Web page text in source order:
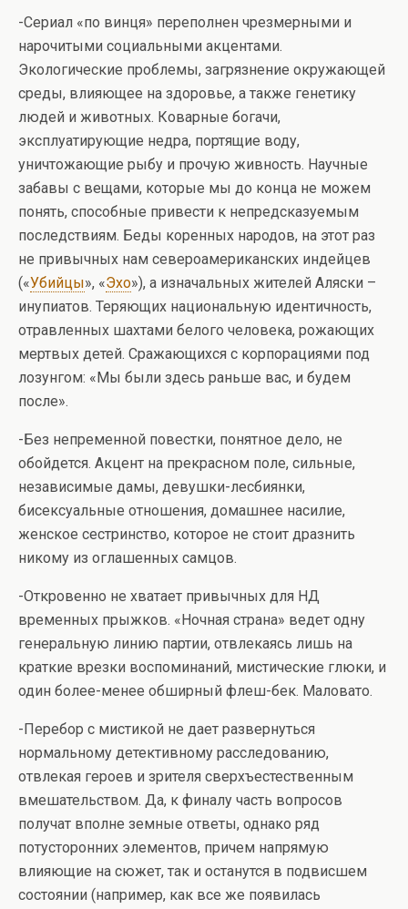
-Сериал «по винця» переполнен чрезмерными и
нарочитыми социальными акцентами.
Экологические проблемы, загрязнение окружающей
среды, влияющее на здоровье, а также генетику
людей и животных. Коварные богачи,
эксплуатирующие недра, портящие воду,
уничтожающие рыбу и прочую живность. Научные
забавы с вещами, которые мы до конца не можем
понять, способные привести к непредсказуемым
последствиям. Беды коренных народов, на этот раз
не привычных нам североамериканских индейцев
(«Убийцы», «Эхо»), а изначальных жителей Аляски –
инупиатов. Теряющих национальную идентичность,
отравленных шахтами белого человека, рожающих
мертвых детей. Сражающихся с корпорациями под
лозунгом: «Мы были здесь раньше вас, и будем
после».
-Без непременной повестки, понятное дело, не
обойдется. Акцент на прекрасном поле, сильные,
независимые дамы, девушки-лесбиянки,
бисексуальные отношения, домашнее насилие,
женское сестринство, которое не стоит дразнить
никому из оглашенных самцов.
-Откровенно не хватает привычных для НД
временных прыжков. «Ночная страна» ведет одну
генеральную линию партии, отвлекаясь лишь на
краткие врезки воспоминаний, мистические глюки, и
один более-менее обширный флеш-бек. Маловато.
-Перебор с мистикой не дает развернуться
нормальному детективному расследованию,
отвлекая героев и зрителя сверхъестественным
вмешательством. Да, к финалу часть вопросов
получат вполне земные ответы, однако ряд
потусторонних элементов, причем напрямую
влияющие на сюжет, так и останутся в подвисшем
состоянии (например, как все же появилась